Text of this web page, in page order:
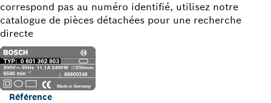
correspond pas au numéro identifié, utilisez notre
catalogue de pièces détachées pour une recherche
directe
Référence